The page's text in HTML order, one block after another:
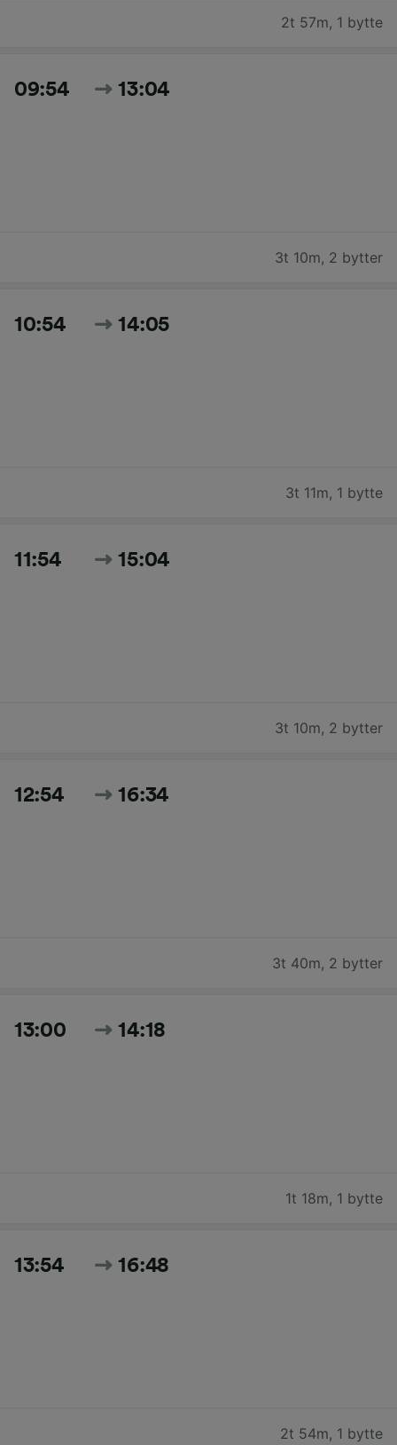
2t 57m, 1 bytte
09:54 13:04
3t 10m, 2 bytter
10:54 14:05
3t 11m, 1 bytte
11:54 15:04
3t 10m, 2 bytter
12:54 16:34
3t 40m, 2 bytter
13:00 14:18
1t 18m, 1 bytte
13:54 16:48
2t 54m, 1 bytte